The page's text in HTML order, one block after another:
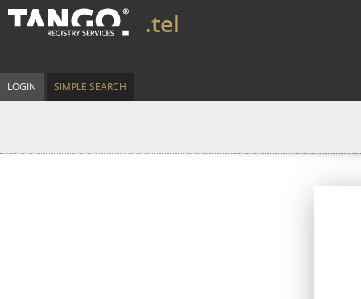
.tel
LOGIN SIMPLE SEARCH